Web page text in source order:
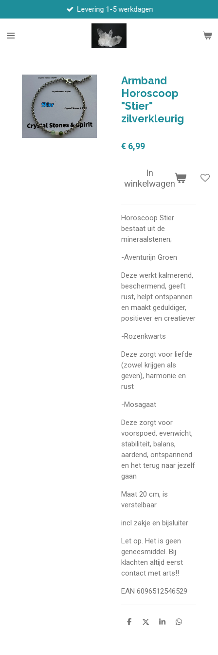
direct
naar
Levering 1-5 werkdagen
Armband
Horoscoop
"Stier"
zilverkleurig
€ 6,99
In
winkelwagen
Horoscoop Stier
bestaat uit de
mineraalstenen;
-Aventurijn Groen
Deze werkt kalmerend,
beschermend, geeft
rust, helpt ontspannen
en maakt geduldiger,
positiever en creatiever
-Rozenkwarts
Deze zorgt voor liefde
(zowel krijgen als
geven), harmonie en
rust
-Mosagaat
Deze zorgt voor
voorspoed, evenwicht,
stabiliteit, balans,
aardend, ontspannend
en het terug naar jezelf
gaan
Maat 20 cm, is
verstelbaar
incl zakje en bijsluiter
Let op. Het is geen
geneesmiddel. Bij
klachten altijd eerst
contact met arts!!
EAN 6096512546529
D
D
S
D